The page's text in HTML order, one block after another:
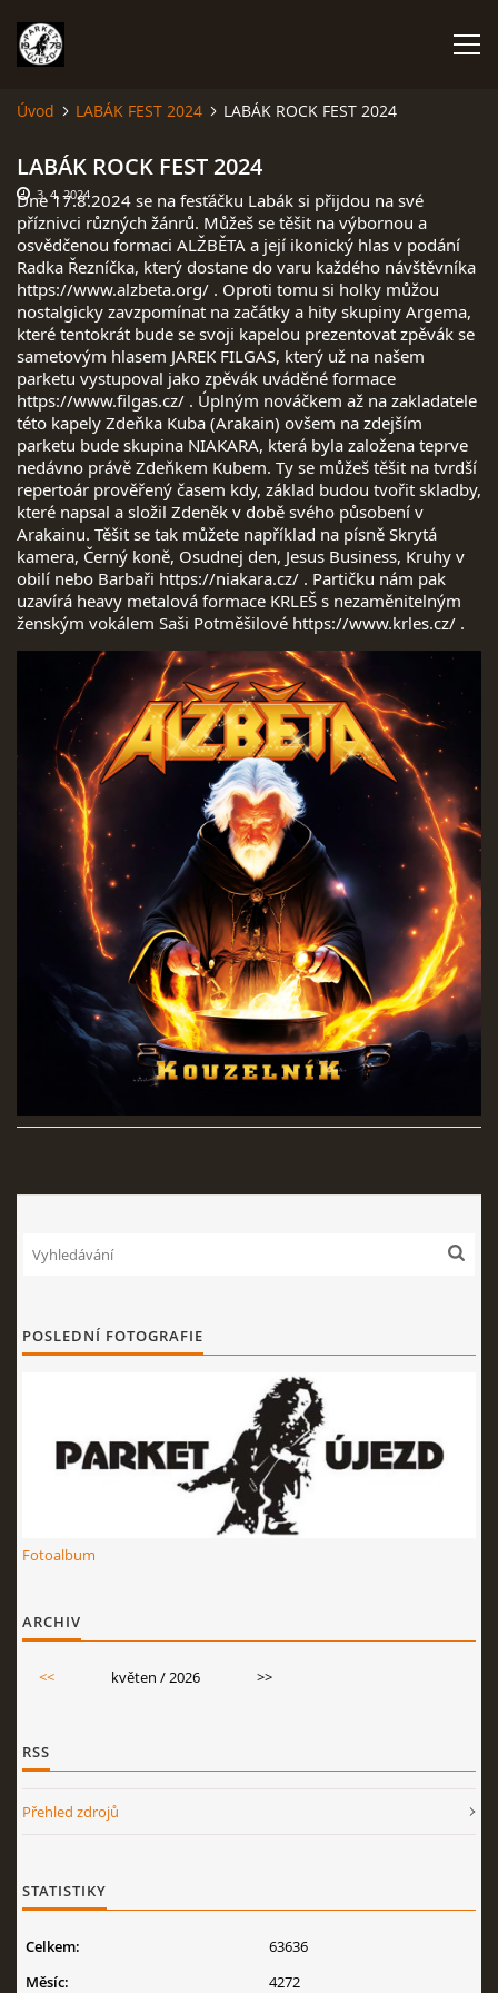
FOTOALBUM
ROZPIS AKCÍ 2024
KEKS + MICHAL ŠINDELÁŘ
O5 A RADEČEK (MARKÝZ JOHN, BENEFIT)
ODYSSFEST
PUNK PLUGGED
SLAMÁK ROCK FEST
LABÁK FEST 2024
STRESOR, BESTIE, JEDNOTA KOLÍN,
© 2026 eStránky.cz |RSS
Úvod LABÁK FEST 2024 LABÁK ROCK FEST 2024
LABÁK ROCK FEST 2024
Dne 17.8.2024 se na fesťáčku Labák si přijdou na své
příznivci různých žánrů. Můžeš se těšit na výbornou a
osvědčenou formaci ALŽBĚTA a její ikonický hlas v podání
Radka Řezníčka, který dostane do varu každého návštěvníka
https://www.alzbeta.org/ . Oproti tomu si holky můžou
nostalgicky zavzpomínat na začátky a hity skupiny Argema,
které tentokrát bude se svoji kapelou prezentovat zpěvák se
sametovým hlasem JAREK FILGAS, který už na našem
parketu vystupoval jako zpěvák uváděné formace
https://www.filgas.cz/ . Úplným nováčkem až na zakladatele
této kapely Zdeňka Kuba (Arakain) ovšem na zdejším
parketu bude skupina NIAKARA, která byla založena teprve
nedávno právě Zdeňkem Kubem. Ty se můžeš těšit na tvrdší
repertoár prověřený časem kdy, základ budou tvořit skladby,
které napsal a složil Zdeněk v době svého působení v
Arakainu. Těšit se tak můžete například na písně Skrytá
kamera, Černý koně, Osudnej den, Jesus Business, Kruhy v
obilí nebo Barbaři https://niakara.cz/ . Partičku nám pak
uzavírá heavy metalová formace KRLEŠ s nezaměnitelným
ženským vokálem Saši Potměšilové https://www.krles.cz/ .
3. 4. 2024
POSLEDNÍ FOTOGRAFIE
Fotoalbum
ARCHIV
<< květen / 2026 >>
RSS
Přehled zdrojů
STATISTIKY
Celkem:
63636
Měsíc:
4272